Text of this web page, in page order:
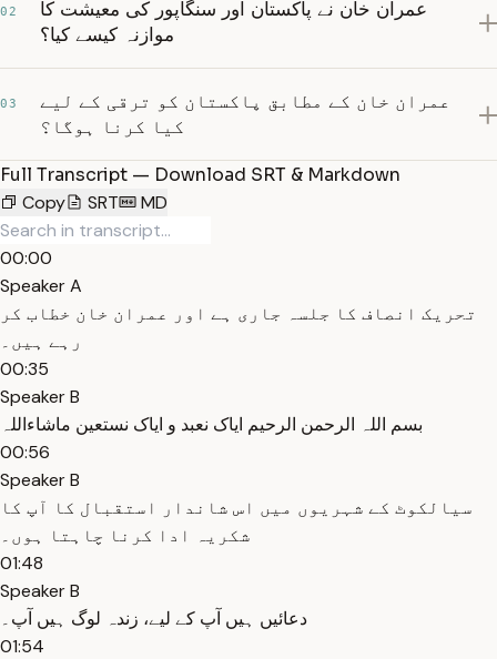
02
عمران خان نے پاکستان اور سنگاپور کی معیشت کا
موازنہ کیسے کیا؟
03
عمران خان کے مطابق پاکستان کو ترقی کے لیے
کیا کرنا ہوگا؟
Full Transcript — Download SRT & Markdown
Copy
SRT MD
00:00
Speaker A
تحریک انصاف کا جلسہ جاری ہے اور عمران خان خطاب کر
رہے ہیں۔
00:35
Speaker B
بسم اللہ الرحمن الرحیم ایاک نعبد و ایاک نستعین ماشاءاللہ
00:56
Speaker B
سیالکوٹ کے شہریوں میں اس شاندار استقبال کا آپ کا
شکریہ ادا کرنا چاہتا ہوں۔
01:48
Speaker B
دعائیں ہیں آپ کے لیے، زندہ لوگ ہیں آپ۔
01:54